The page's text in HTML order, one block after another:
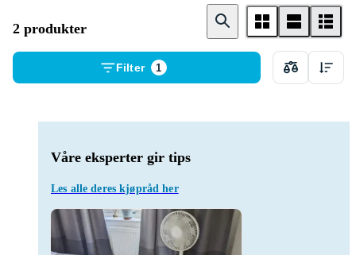
2 produkter
Filter 1
Våre eksperter gir tips
Les alle deres kjøpråd her